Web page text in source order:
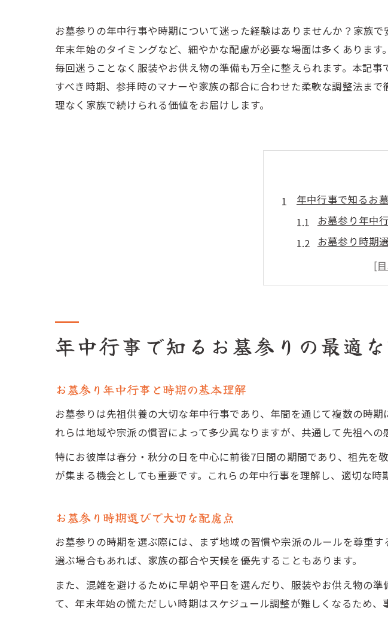
お墓参りの年中行事や時期について迷った経験はありませんか？家族
年末年始のタイミングなど、細やかな配慮が必要な場面は多くありま
毎回迷うことなく服装やお供え物の準備も万全に整えられます。本記
すべき時期、参拝時のマナーや家族の都合に合わせた柔軟な調整法ま
理なく家族で続けられる価値をお届けします。
年中行事で知るお
お墓参り年中
お墓参り時期
年中行事ごと
家族で安心で
お墓参り時期
お墓参り時期
お墓参り時期
供養の心をつなぐ
お墓参り時期
お墓参り時期
供養の心を深
お墓参り時期
年中行事で知るお墓参りの最適
お墓参り年中行事と時期の基本理解
お墓参りは先祖供養の大切な年中行事であり、年間を通じて複数の時
れらは地域や宗派の慣習によって多少異なりますが、共通して先祖への
特にお彼岸は春分・秋分の日を中心に前後7日間の期間であり、祖先
が集まる機会としても重要です。これらの年中行事を理解し、適切な
お墓参り時期選びで大切な配慮点
お墓参りの時期を選ぶ際には、まず地域の習慣や宗派のルールを尊重
選ぶ場合もあれば、家族の都合や天候を優先することもあります。
また、混雑を避けるために早朝や平日を選んだり、服装やお供え物の
て、年末年始の慌ただしい時期はスケジュール調整が難しくなるため